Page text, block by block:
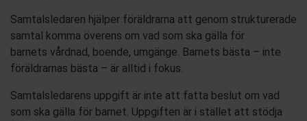
Samtalsledaren hjälper föräldrarna att genom strukturerade
samtal komma överens om vad som ska gälla för
barnets vårdnad, boende, umgänge. Barnets bästa – inte
föräldrarnas bästa – är alltid i fokus.
Samtalsledarens uppgift är inte att fatta beslut om vad
som ska gälla för barnet. Uppgiften är i stället att stödja